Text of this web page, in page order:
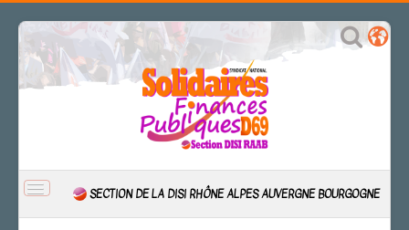
BASCULER
NAVIGATION
SECTION DE LA DISI RHÔNE ALPES AUVERGNE BOURGOGNE